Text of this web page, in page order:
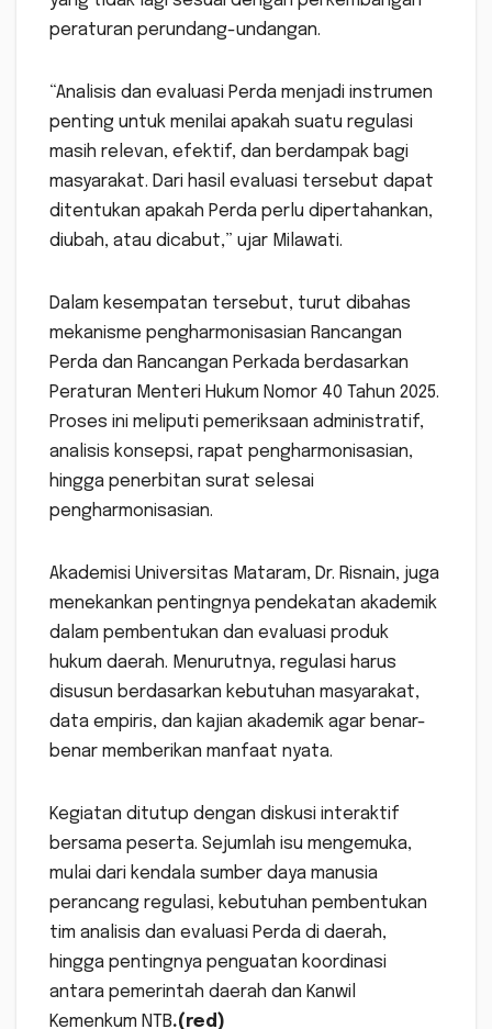
peraturan perundang-undangan.
“Analisis dan evaluasi Perda menjadi instrumen
penting untuk menilai apakah suatu regulasi
masih relevan, efektif, dan berdampak bagi
masyarakat. Dari hasil evaluasi tersebut dapat
ditentukan apakah Perda perlu dipertahankan,
diubah, atau dicabut,” ujar Milawati.
Dalam kesempatan tersebut, turut dibahas
mekanisme pengharmonisasian Rancangan
Perda dan Rancangan Perkada berdasarkan
Peraturan Menteri Hukum Nomor 40 Tahun 2025.
Proses ini meliputi pemeriksaan administratif,
analisis konsepsi, rapat pengharmonisasian,
hingga penerbitan surat selesai
pengharmonisasian.
Akademisi Universitas Mataram, Dr. Risnain, juga
menekankan pentingnya pendekatan akademik
dalam pembentukan dan evaluasi produk
hukum daerah. Menurutnya, regulasi harus
disusun berdasarkan kebutuhan masyarakat,
data empiris, dan kajian akademik agar benar-
benar memberikan manfaat nyata.
Kegiatan ditutup dengan diskusi interaktif
bersama peserta. Sejumlah isu mengemuka,
mulai dari kendala sumber daya manusia
perancang regulasi, kebutuhan pembentukan
tim analisis dan evaluasi Perda di daerah,
hingga pentingnya penguatan koordinasi
antara pemerintah daerah dan Kanwil
Kemenkum NTB.(red)